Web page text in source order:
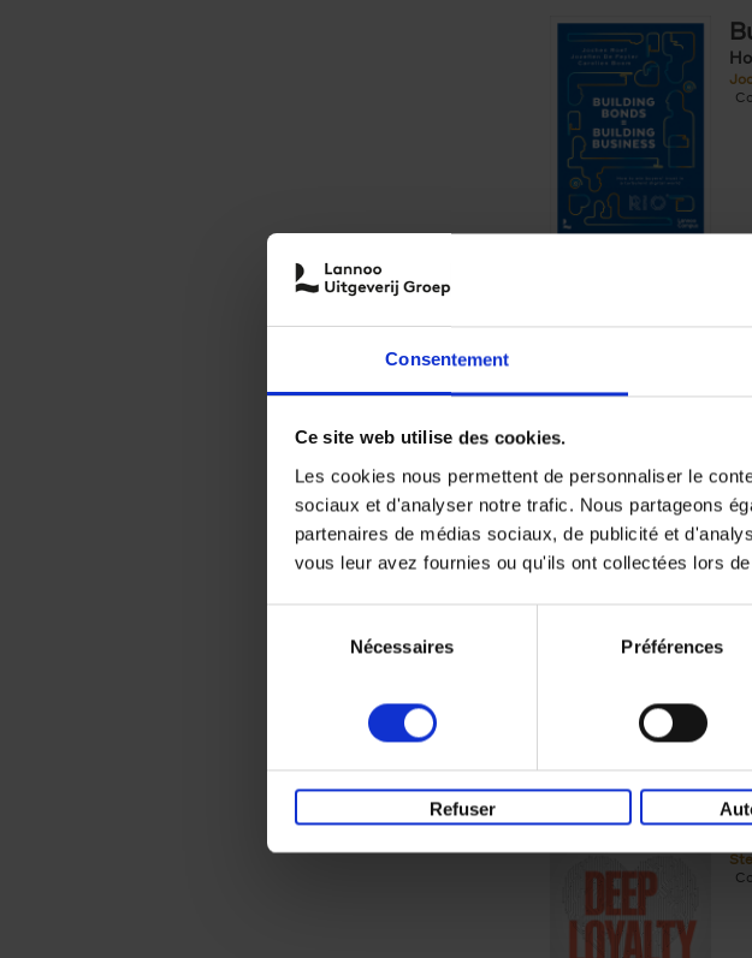
Consentement
Ce site web utilise des cookies.
Les cookies nous permettent de personnaliser le
sociaux et d'analyser notre trafic. Nous partageons
partenaires de médias sociaux, de publicité et
vous leur avez fournies ou qu'ils ont collectées lors
Nécessaires Préférences
Refuser